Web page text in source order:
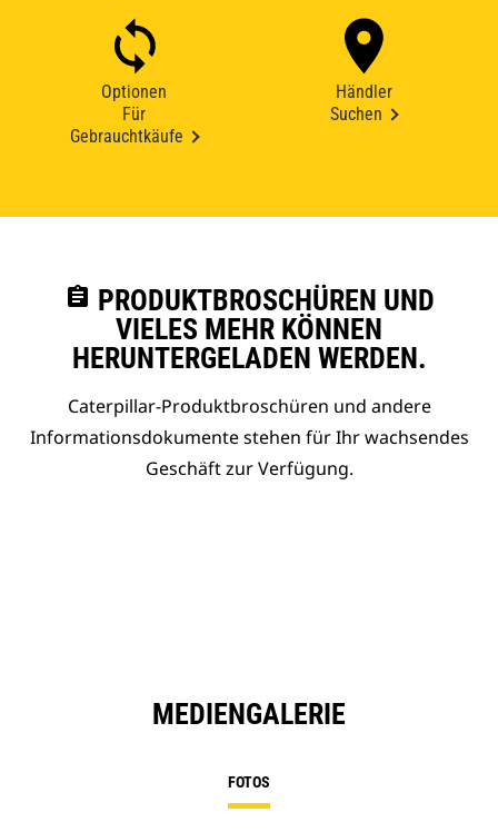
Optionen
Für
Gebrauchtkäufe
Händler
Suchen
assignment PRODUKTBROSCHÜREN UND
VIELES MEHR KÖNNEN
HERUNTERGELADEN WERDEN.
Caterpillar-Produktbroschüren und andere
Informationsdokumente stehen für Ihr wachsendes
Geschäft zur Verfügung.
MEDIENGALERIE
FOTOS